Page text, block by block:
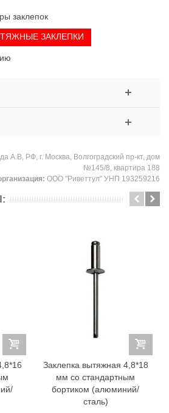
заклепок
ЗАКЛЕПКИ
А.В, РФ, г. Москва, Волгоградский пр-кт, дом
№145/8, квартира 188
ООО "Риветтул" УНП 193259216
Заклепка вытяжная 4,8*18
мм со стандартным
бортиком (алюминий/
сталь)